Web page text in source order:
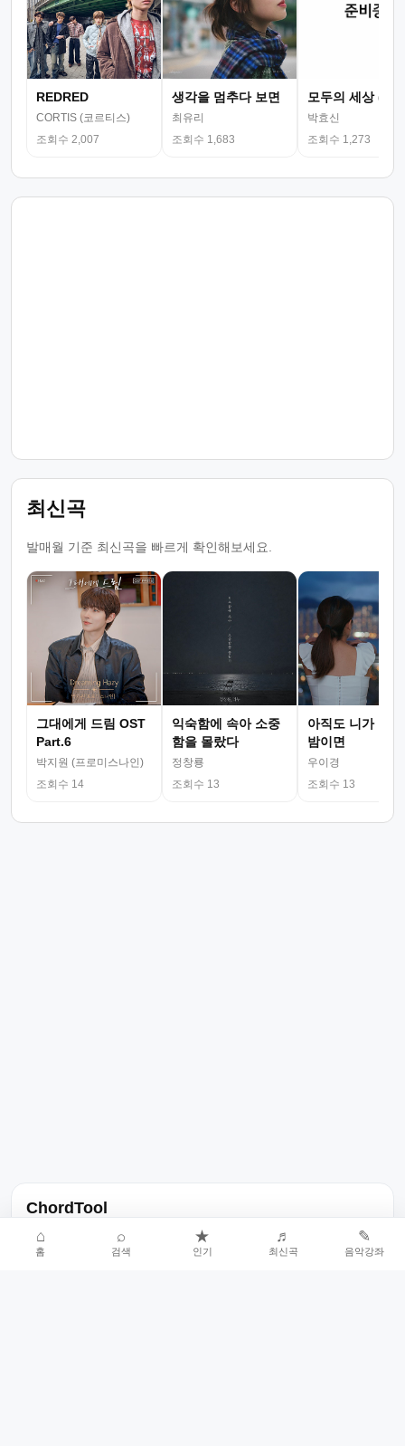
REDRED
CORTIS (코르티스)
조회수 2,007
생각을 멈추다 보면
최유리
조회수 1,683
모두의 세상 (뮤
박효신
조회수 1,273
최신곡
발매월 기준 최신곡을 빠르게 확인해보세요.
그대에게 드림 OST
Part.6
박지원 (프로미스나인)
조회수 14
익숙함에 속아 소중
함을 몰랐다
정창룡
조회수 13
아직도 니가 그
밤이면
우이경
조회수 13
ChordTool
노래 가사, 곡 정보, 코드, 악보를 한곳에서 찾을 수 있는 음악 정보
서비스입니다.
⌂
홈
⌕
검색
★
인기
♬
최신곡
✎
음악강좌